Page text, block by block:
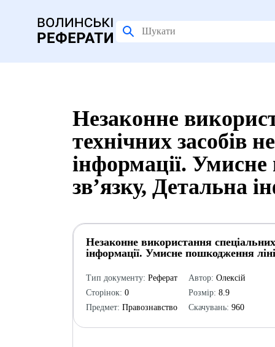
Незаконне
технічних засобів
інформації.
зв’язку, Детальна
Незаконне використання
інформації. Умисне пошкодження
Тип документу: Реферат
Сторінок: 0
Предмет: Правознавство
Автор: Олексій
Розмір: 8.9
Скачувань: 960